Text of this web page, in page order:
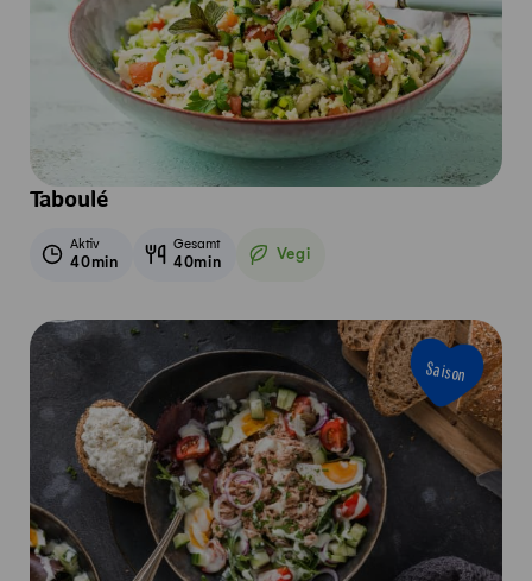
Taboulé
Aktiv
40min
Gesamt
40min Vegi
Vegetarisch
Saison